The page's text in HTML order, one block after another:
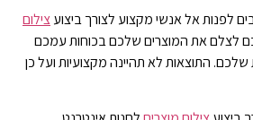
לפנות אל אנשי מקצוע לצורך ביצועצילום
לצלם את המוצרים שלכם בכוחות עמכם
התוצאות לא תהיינה מקצועיות ועל כן